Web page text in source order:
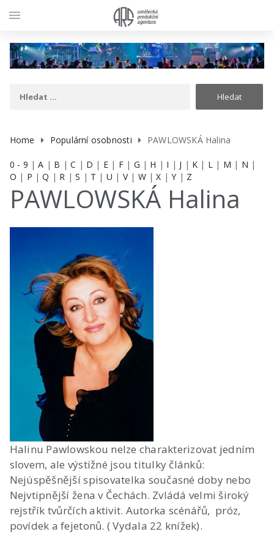
Home Populární osobnosti PAWLOWSKÁ Halina
0 - 9 |A | B |C | D | E | F| G | H | I | J | K | L | M | N |
O | P |Q | R |S | T | U | V| W|X |Y | Z
PAWLOWSKÁ Halina
Halinu Pawlowskou nelze charakterizovat jedním
slovem, ale výstižné jsou titulky článků:
Nejúspěšnější spisovatelka současné doby nebo
Nejvtipnější žena v Čechách. Zvládá velmi široký
rejstřík tvůrčích aktivit. Autorka scénářů, próz,
povídek a fejetonů. ( Vydala 22 knížek).
menu